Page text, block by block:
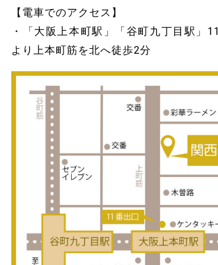
【電車でのアクセス】
・「大阪上本町駅」「谷町九丁目駅」
より上本町筋を北へ徒歩2分